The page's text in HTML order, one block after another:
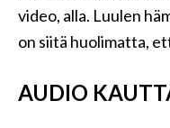
video, alla. Luulen
on siitä huolimatta,
AUDIO